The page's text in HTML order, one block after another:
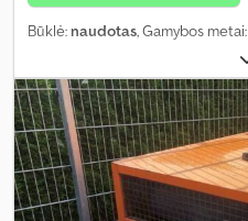
Būklė: naudotas, Gamybos metai: